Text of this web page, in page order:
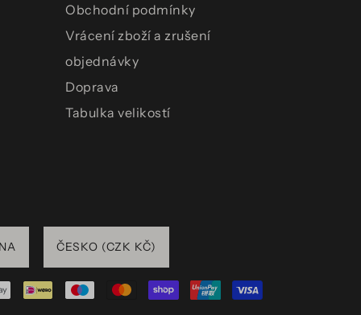
Obchodní podmínky
Vrácení zboží a zrušení
objednávky
Doprava
Tabulka velikostí
ČESKO (CZK KČ)